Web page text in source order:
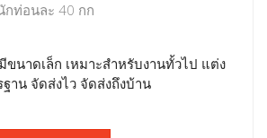
กท่อนละ 40 กก
นาดเล็ก เหมาะสำหรับงานทั้วไป แต่ง
าน จัดส่งไว จัดส่งถึงบ้าน